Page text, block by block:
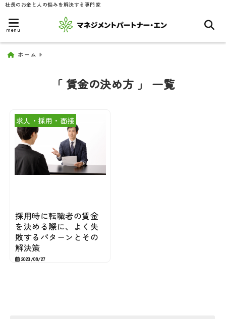
社長のお金と人の悩みを解決する専門家
menu
ホーム
「 賃金の決め方 」 一覧
求人・採用・面接
採用時に転職者の賃金
を決める際に、よく失
敗するパターンとその
解決策
2023/09/27